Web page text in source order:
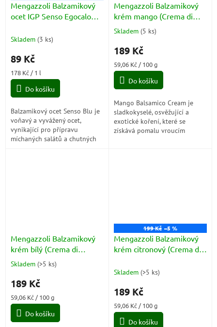
Mengazzoli Balzamikový
ocet IGP Senso Egocalo
Modena) 500ml
Skladem (3 ks)
89 Kč
Měrná
cena:
178 Kč / 1 l
Do košíku
Balzamikový ocet Senso Blu je
voňavý a vyvážený ocet,
vynikající pro přípravu
míchaných salátů a chutných
Mengazzoli Balzamikový
krém mango (Crema di
Balsamico Mango) 320g
Průměrné
produktu
5,0
5
Skladem (5 ks)
189 Kč
Měrná
cena:
59,06 Kč / 100 g
Do košíku
Mango Balsamico Cream je
sladkokyselé, osvěžující a
exotické koření, které se
získává pomalu vroucím
Mengazzoli Balzamikový
krém bílý (Crema di
Balsamico White) 320g
Průměrné
produktu
5,0
5
Skladem (>5 ks)
189 Kč
Měrná
cena:
59,06 Kč / 100 g
Do košíku
199 Kč –5 %
Mengazzoli Balzamikový
krém citronový (Crema di
Skladem (>5 ks)
189 Kč
Měrná
cena:
59,06 Kč / 100 g
Do košíku